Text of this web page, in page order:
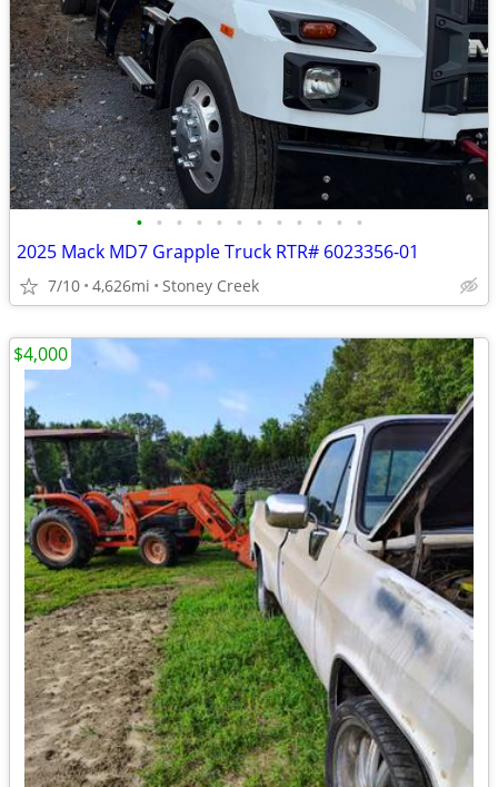
• • • • • • • • • • • •
2025 Mack MD7 Grapple Truck RTR# 6023356-01
7/10 4,626mi Stoney Creek
$4,000